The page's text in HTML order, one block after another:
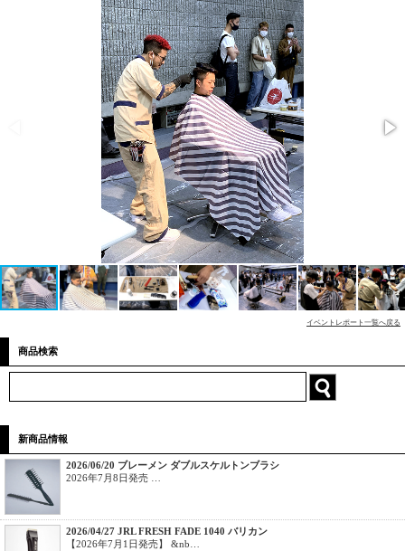
イベントレポート一覧へ戻る
商品検索
新商品情報
2026/06/20 ブレーメン ダブルスケルトンブラシ
2026年7月8日発売 …
2026/04/27 JRL FRESH FADE 1040 バリカン
【2026年7月1日発売】 &nb…